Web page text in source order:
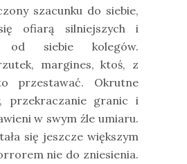
szacunku do siebie,
ofiarą silniejszych i
od siebie kolegów.
margines, ktoś, z
przestawać. Okrutne
przekraczanie granic i
w swym źle umiaru.
się jeszcze większym
nie do zniesienia.